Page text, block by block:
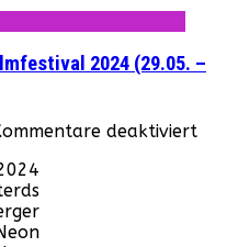
2024 (29.05. –
deaktiviertfür